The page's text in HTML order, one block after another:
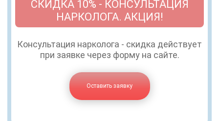
СКИДКА 10% - КОНСУЛЬТАЦИЯ
НАРКОЛОГА. АКЦИЯ!
Консультация нарколога - скидка действует
при заявке через форму на сайте.
Оставить заявку